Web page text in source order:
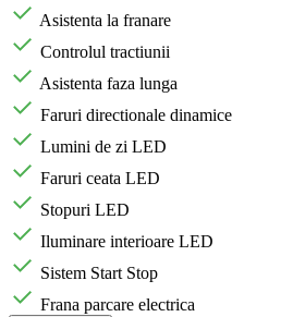
Asistenta la franare
Controlul tractiunii
Asistenta faza lunga
Faruri directionale dinamice
Lumini de zi LED
Faruri ceata LED
Stopuri LED
Iluminare interioare LED
Sistem Start Stop
Frana parcare electrica